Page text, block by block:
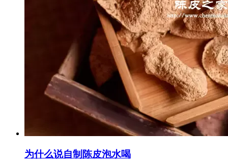
为什么说自制陈皮泡水喝